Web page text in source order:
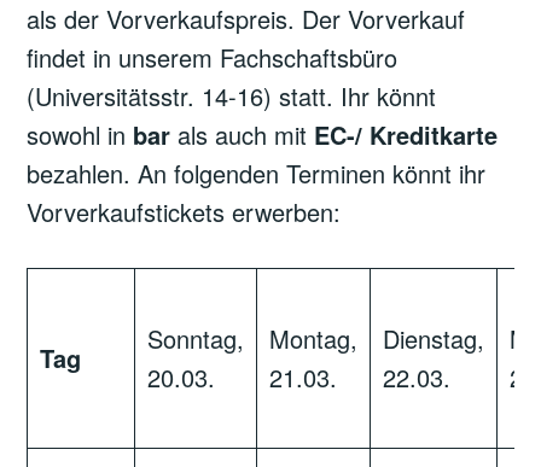
als der Vorverkaufspreis. Der Vorverkauf
findet in unserem Fachschaftsbüro
(Universitätsstr. 14-16) statt. Ihr könnt
sowohl in bar als auch mit EC-/ Kreditkarte
bezahlen. An folgenden Terminen könnt ihr
Vorverkaufstickets erwerben:
Tag
Sonntag,
20.03.
Montag,
21.03.
Dienstag,
22.03.